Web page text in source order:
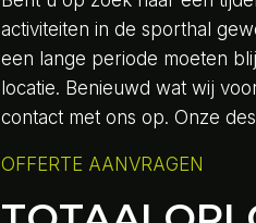
activiteiten in de sporthal
een lange periode moeten
locatie. Benieuwd wat wij
contact met ons op. Onze
OFFERTE AANVRAGEN